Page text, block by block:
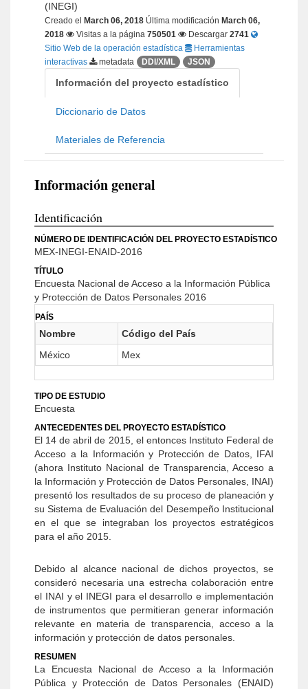
(INEGI)
Creado el March 06, 2018 Última modificación March 06,
2018
Visitas a la página 750501 Descargar 2741
Sitio Web de la operación estadística
Herramientas
interactivas
metadata DDI/XML JSON
Información del proyecto estadístico
Diccionario de Datos
Materiales de Referencia
Información general
Identificación
NÚMERO DE IDENTIFICACIÓN DEL PROYECTO ESTADÍSTICO
MEX-INEGI-ENAID-2016
TÍTULO
Encuesta Nacional de Acceso a la Información Pública
y Protección de Datos Personales 2016
PAÍS
Nombre
Código del País
México
Mex
TIPO DE ESTUDIO
Encuesta
ANTECEDENTES DEL PROYECTO ESTADÍSTICO
El 14 de abril de 2015, el entonces Instituto Federal de
Acceso a la Información y Protección de Datos, IFAI
(ahora Instituto Nacional de Transparencia, Acceso a
la Información y Protección de Datos Personales, INAI)
presentó los resultados de su proceso de planeación y
su Sistema de Evaluación del Desempeño Institucional
en el que se integraban los proyectos estratégicos
para el año 2015.
Debido al alcance nacional de dichos proyectos, se
consideró necesaria una estrecha colaboración entre
el INAI y el INEGI para el desarrollo e implementación
de instrumentos que permitieran generar información
relevante en materia de transparencia, acceso a la
información y protección de datos personales.
RESUMEN
La Encuesta Nacional de Acceso a la Información
Pública y Protección de Datos Personales (ENAID)